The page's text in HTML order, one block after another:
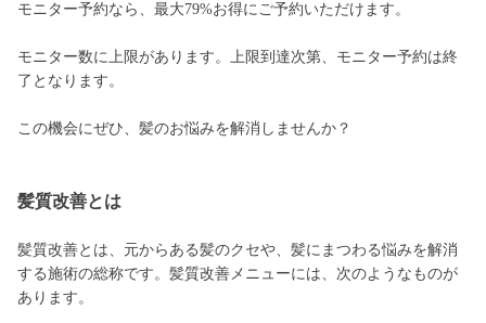
モニター予約なら、最大79%お得にご予約いただけます。
モニター数に上限があります。上限到達次第、モニター予約は終
了となります。
この機会にぜひ、髪のお悩みを解消しませんか？
髪質改善とは
髪質改善とは、元からある髪のクセや、髪にまつわる悩みを解消
する施術の総称です。髪質改善メニューには、次のようなものが
あります。